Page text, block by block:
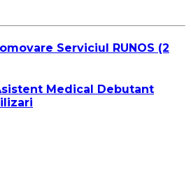
Serviciul RUNOS (2
Medical Debutant